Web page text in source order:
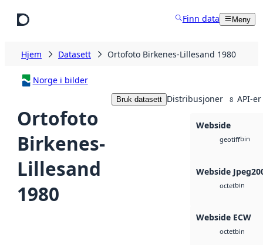
Finn data Meny
Hjem Datasett Ortofoto Birkenes-Lillesand 1980
Norge i bilder
Ortofoto
Birkenes-
Lillesand
1980
Bruk datasett Distribusjoner 8 API-er
Webside
geotiffbin
Webside
octetbin
Webside ECW
octetbin